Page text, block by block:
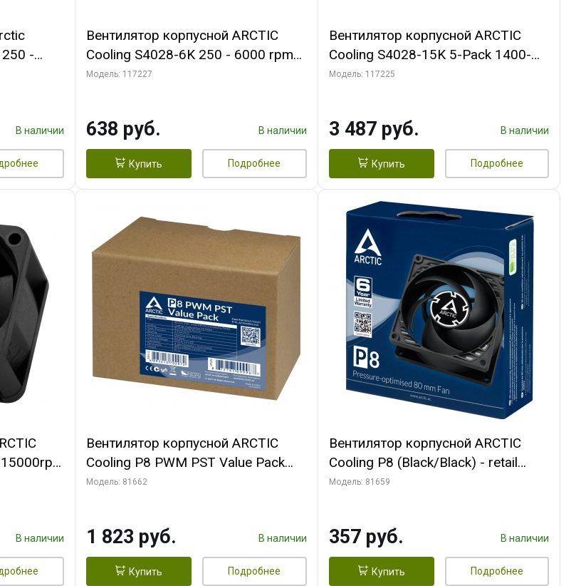
-
В наличии
Вентилятор корпусной ARCTIC
Cooling S4028-6K 250 - 6000 rpm
Dual Ball Bearing 4-Pin Fan-
Модель: 117227
638 руб. В наличии
Купить Подробнее
Вентилятор корпусной ARCTIC
Cooling S4028-15K 5-Pack 1400-
15000rpm rpm Dual Ball Bearing 4-
Модель: 117225
3 487 руб. В наличии
Купить Подробнее
В наличии
Вентилятор корпусной ARCTIC
Cooling P8 PWM PST Value Pack
(Black/Black) - retail
Модель: 81662
1 823 руб. В наличии
Купить Подробнее
Вентилятор корпусной ARCTIC
Cooling P8 (Black/Black) - retail
(ACFAN00147A) (701990)
Модель: 81659
357 руб. В наличии
Купить Подробнее